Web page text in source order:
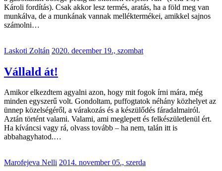
Károli fordítás). Csak akkor lesz termés, aratás, ha a föld meg van
munkálva, de a munkának vannak melléktermékei, amikkel sajnos
számolni…
Laskoti Zoltán 2020. december 19., szombat
Vállald át!
Amikor elkezdtem agyalni azon, hogy mit fogok írni mára, még
minden egyszerű volt. Gondoltam, puffogtatok néhány közhelyet az
ünnep közelségéről, a várakozás és a készülődés fáradalmairól.
Aztán történt valami. Valami, ami meglepett és felkészületlenül ért.
Ha kíváncsi vagy rá, olvass tovább – ha nem, talán itt is
abbahagyhatod.…
Marofejeva Nelli 2014. november 05., szerda